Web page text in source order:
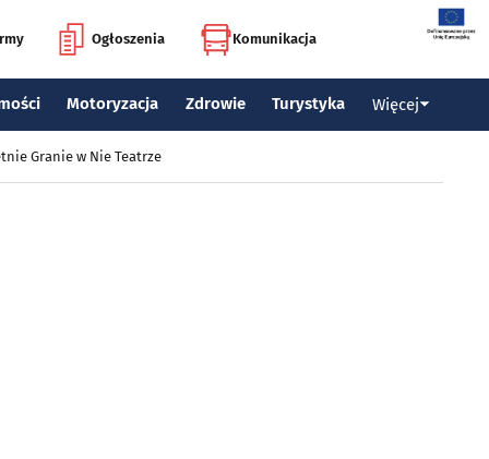
Ogłoszenia Komunikacja
Motoryzacja Zdrowie Turystyka Więcej
Granie w Nie Teatrze